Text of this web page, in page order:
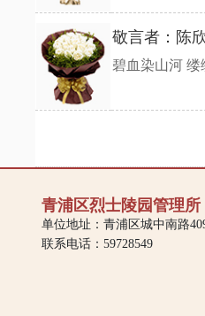
青浦区烈士陵园管理所
单位地址：青浦区城中南路
联系电话：59728549